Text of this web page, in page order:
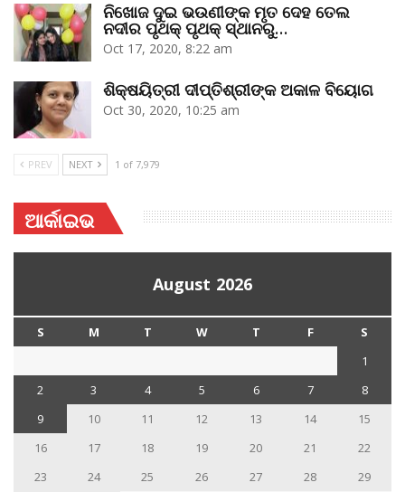
ନିଖୋଜ ଦୁଇ ଭଉଣୀଙ୍କ ମୃତ ଦେହ ତେଲ
ନଦୀର ପୃଥକ୍‌ ପୃଥକ୍‌ ସ୍ଥାନରୁ…
Oct 17, 2020, 8:22 am
ଶିକ୍ଷୟିତ୍ରୀ ଦୀପ୍ତିଶ୍ରୀଙ୍କ ଅକାଳ ବିୟୋଗ
Oct 30, 2020, 10:25 am
PREV NEXT 1 of 7,979
ଆର୍କାଇଭ
August 2026
S M T W T F
S
1
2
3 4 5 6 7
8
9
10 11 12 13 14
15
16
17 18 19 20 21
22
23
24 25 26 27 28 29